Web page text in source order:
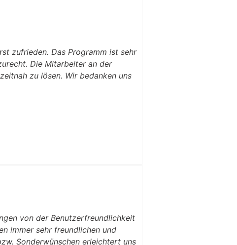
zufrieden. Das Programm ist sehr
Die Mitarbeiter an der
zu lösen. Wir bedanken uns
von der Benutzerfreundlichkeit
immer sehr freundlichen und
Sonderwünschen erleichtert uns